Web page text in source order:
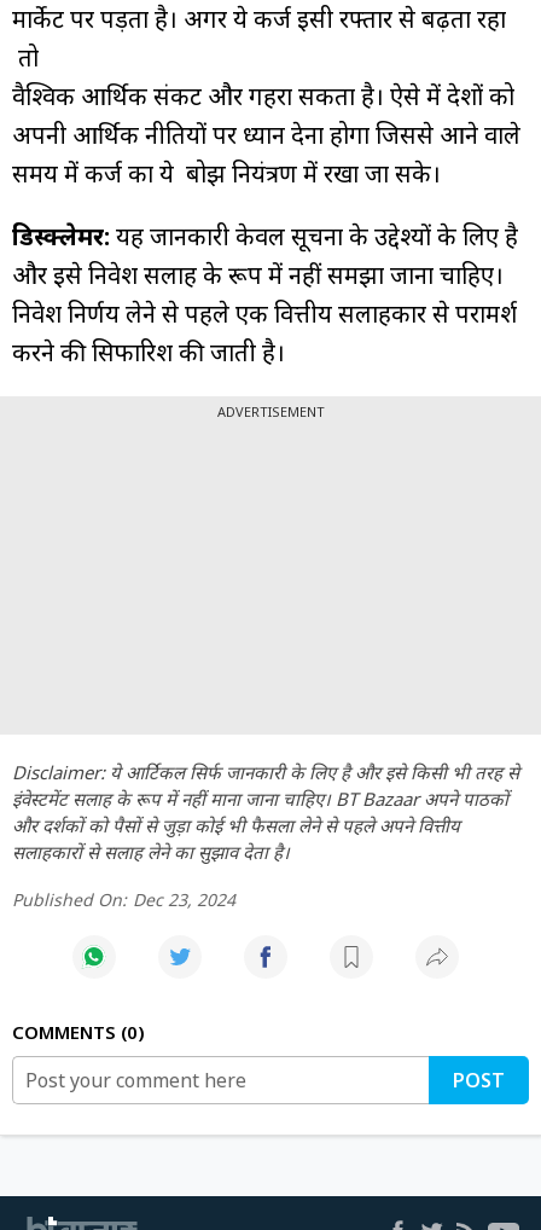
मार्केट पर पड़ता है। अगर ये कर्ज इसी रफ्तार से बढ़ता रहा
तो
वैश्विक आर्थिक संकट और गहरा सकता है। ऐसे में देशों को
अपनी आर्थिक नीतियों पर ध्यान देना होगा जिससे आने वाले
समय में कर्ज का ये बोझ नियंत्रण में रखा जा सके।
डिस्क्लेमर: यह जानकारी केवल सूचना के उद्देश्यों के लिए है
और इसे निवेश सलाह के रूप में नहीं समझा जाना चाहिए।
निवेश निर्णय लेने से पहले एक वित्तीय सलाहकार से परामर्श
करने की सिफारिश की जाती है।
ADVERTISEMENT
Disclaimer: ये आर्टिकल सिर्फ जानकारी के लिए है और इसे किसी भी तरह से
इंवेस्टमेंट सलाह के रूप में नहीं माना जाना चाहिए। BT Bazaar अपने पाठकों
और दर्शकों को पैसों से जुड़ा कोई भी फैसला लेने से पहले अपने वित्तीय
सलाहकारों से सलाह लेने का सुझाव देता है।
Published On: Dec 23, 2024
COMMENTS 0
POST